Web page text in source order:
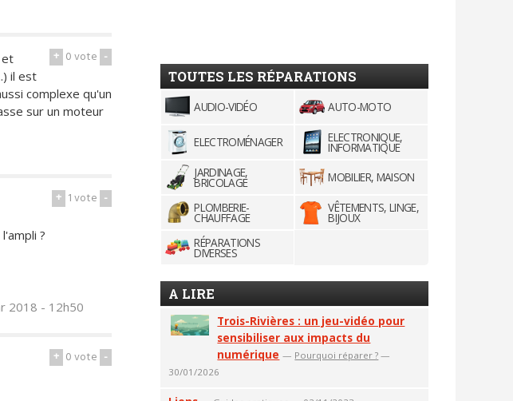
+ 0vote -
et
il est
complexe qu'un
sur un moteur
+ 1vote -
?
2018 - 12h50
+ 0vote -
TOUTES LES RÉPARATIONS
AUDIO-VIDÉO AUTO-MOTO
ELECTROMÉNAGER ELECTRONIQUE,
INFORMATIQUE
JARDINAGE,
BRICOLAGE
MOBILIER, MAISON
PLOMBERIE-
CHAUFFAGE
VÊTEMENTS, LINGE,
BIJOUX
RÉPARATIONS
DIVERSES
A LIRE
Trois-Rivières : un jeu-vidéo pour
sensibiliser aux impacts du
numérique — Pourquoi réparer ? —
30/01/2026